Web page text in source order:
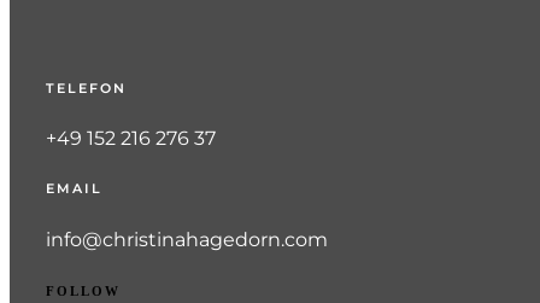
TELEFON
+49 152 216 276 37
EMAIL
info@christinahagedorn.com
FOLLOW